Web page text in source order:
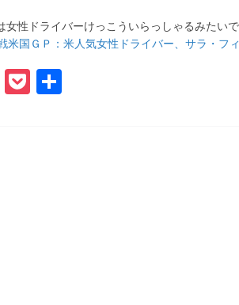
女性ドライバーけっこういらっしゃるみたいで
米国ＧＰ：米人気女性ドライバー、サラ・フ
Li P